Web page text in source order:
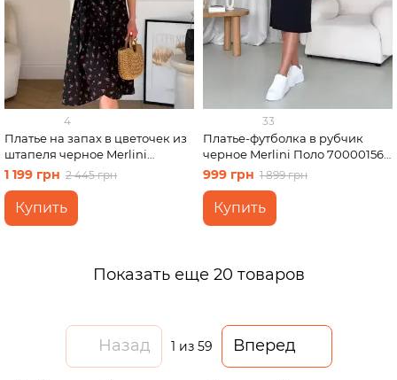
4
Платье на запах в цветочек из
штапеля черное Merlini
Віченца 700002201 размер S-M
1 199 грн 2 445 грн
Купить
33
Платье-футболка в рубчик
черное Merlini Поло 700001561
размер S-M
999 грн 1 899 грн
Купить
Показать еще 20 товаров
Назад 1 из 59 Вперед